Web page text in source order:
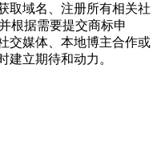
取域名、注册所有相关社
根据需要提交商标申
交媒体、本地博主合作或
建立期待和动力。